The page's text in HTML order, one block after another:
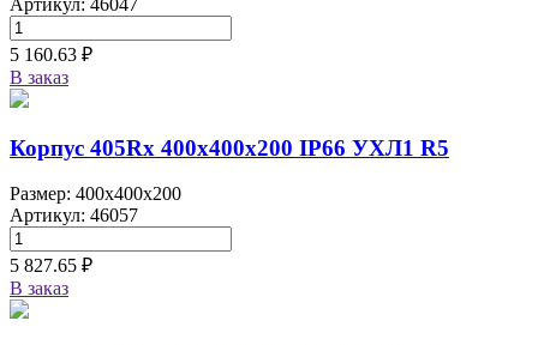
Артикул: 46047
5 160.63 ₽
В заказ
Корпус 405Rx 400х400х200 IP66 УХЛ1 R5
Размер: 400x400x200
Артикул: 46057
5 827.65 ₽
В заказ